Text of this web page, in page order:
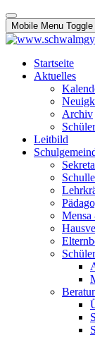
Mobile Menu Toggle
Startseite
Aktuelles
Archiv
Leitbild
Mensa